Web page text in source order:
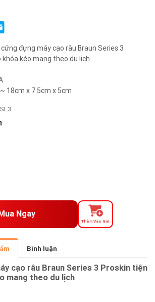
Email
đựng máy cạo râu Braun Series 3
khóa kéo mang theo du lịch
18cm x 7.5cm x 5cm
Mua Ngay
Thêm Vào Giỏ
Bình luận
cạo râu Braun Series 3 Proskin tiện
mang theo du lịch